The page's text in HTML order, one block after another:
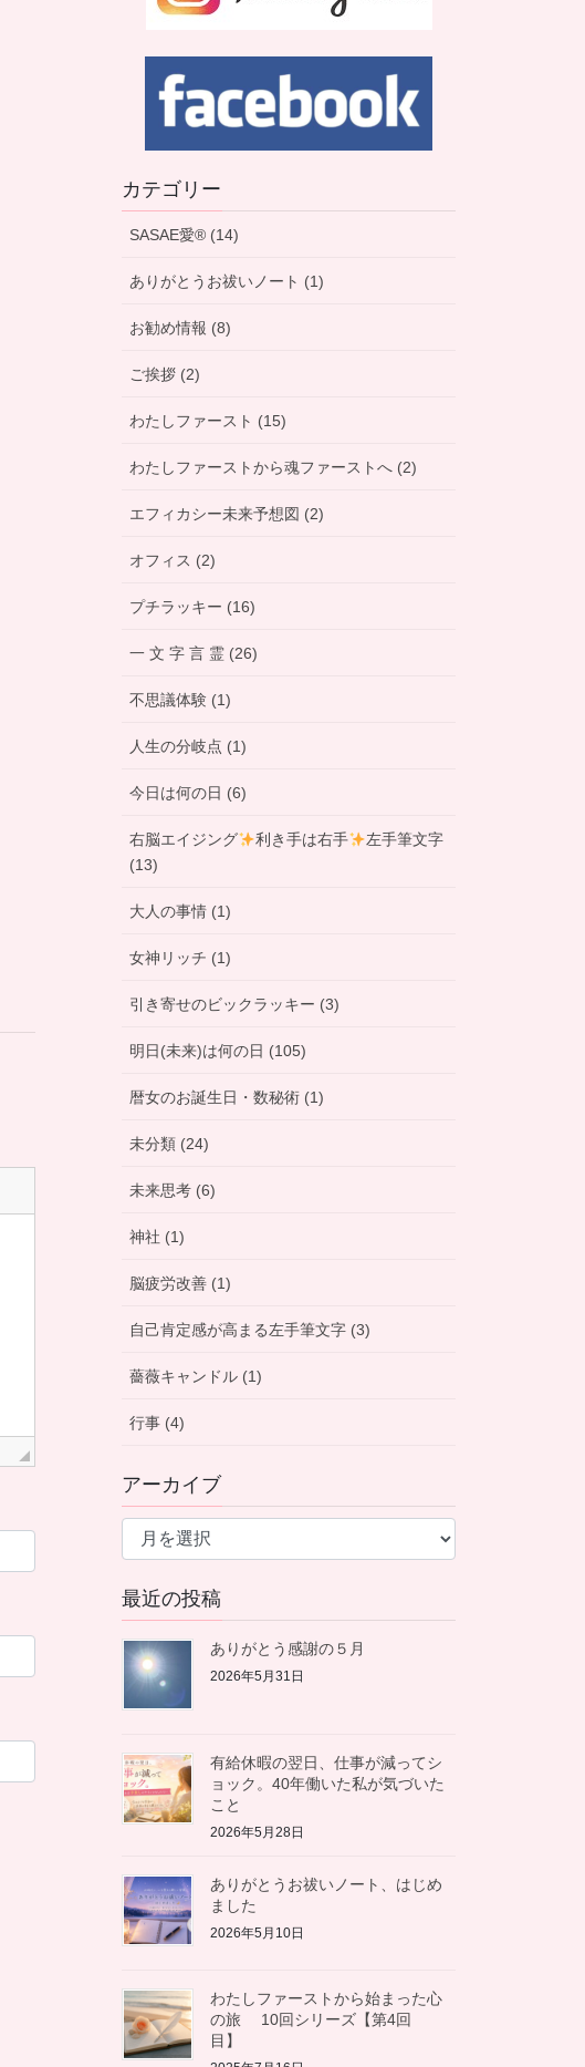
カテゴリー
SASAE愛® (14)
ありがとうお祓いノート (1)
お勧め情報 (8)
ご挨拶 (2)
わたしファースト (15)
わたしファーストから魂ファーストへ (2)
エフィカシー未来予想図 (2)
オフィス (2)
プチラッキー (16)
一 文 字 言 霊 (26)
不思議体験 (1)
人生の分岐点 (1)
今日は何の日 (6)
右脳エイジング 利き手は右手
左手筆文字
(13)
大人の事情 (1)
女神リッチ (1)
引き寄せのビックラッキー (3)
明日(未来)は何の日 (105)
暦女のお誕生日・数秘術 (1)
未分類 (24)
未来思考 (6)
神社 (1)
脳疲労改善 (1)
自己肯定感が高まる左手筆文字 (3)
薔薇キャンドル (1)
行事 (4)
アーカイブ
ア
イ
ブ
最近の投稿
ありがとう感謝の５月
2026年5月31日
有給休暇の翌日、仕事が減ってシ
ョック。40年働いた私が気づいた
こと
2026年5月28日
ありがとうお祓いノート、はじめ
ました
2026年5月10日
わたしファーストから始まった心
の旅 10回シリーズ【第4回
目】